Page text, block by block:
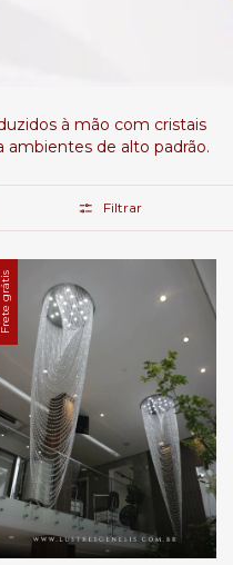
à mão com cristais
ambientes de alto padrão.
Filtrar
Frete grátis